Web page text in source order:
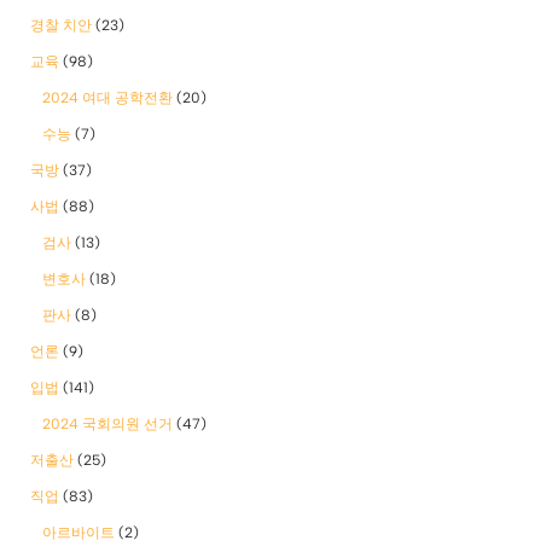
경찰 치안 (23)
교육 (98)
2024 여대 공학전환 (20)
수능 (7)
국방 (37)
사법 (88)
검사 (13)
변호사 (18)
판사 (8)
언론 (9)
입법 (141)
2024 국회의원 선거 (47)
저출산 (25)
직업 (83)
아르바이트 (2)